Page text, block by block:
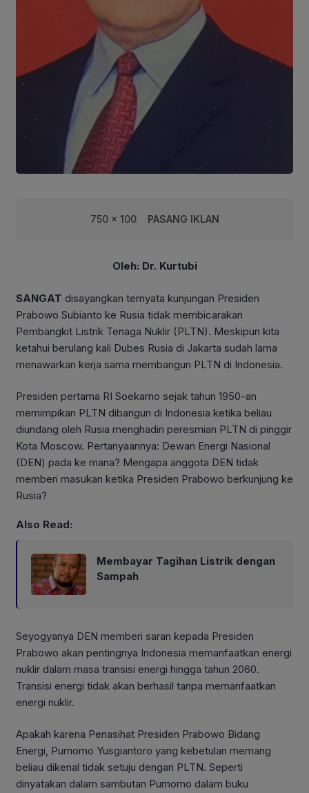
750 x 100 PASANG IKLAN
Oleh: Dr. Kurtubi
SANGAT disayangkan ternyata kunjungan Presiden
Prabowo Subianto ke Rusia tidak membicarakan
Pembangkit Listrik Tenaga Nuklir (PLTN). Meskipun kita
ketahui berulang kali Dubes Rusia di Jakarta sudah lama
menawarkan kerja sama membangun PLTN di Indonesia.
Presiden pertama RI Soekarno sejak tahun 1950-an
memimpikan PLTN dibangun di Indonesia ketika beliau
diundang oleh Rusia menghadiri peresmian PLTN di pinggir
Kota Moscow. Pertanyaannya: Dewan Energi Nasional
(DEN) pada ke mana? Mengapa anggota DEN tidak
memberi masukan ketika Presiden Prabowo berkunjung ke
Rusia?
Also Read:
Membayar Tagihan Listrik dengan
Sampah
Seyogyanya DEN memberi saran kepada Presiden
Prabowo akan pentingnya Indonesia memanfaatkan energi
nuklir dalam masa transisi energi hingga tahun 2060.
Transisi energi tidak akan berhasil tanpa memanfaatkan
energi nuklir.
Apakah karena Penasihat Presiden Prabowo Bidang
Energi, Purnomo Yusgiantoro yang kebetulan memang
beliau dikenal tidak setuju dengan PLTN. Seperti
dinyatakan dalam sambutan Purnomo dalam buku